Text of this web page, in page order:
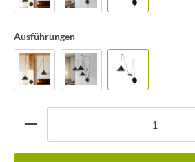
Ausführungen